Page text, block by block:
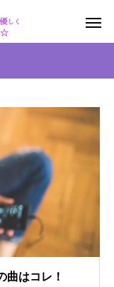
曲はコレ！